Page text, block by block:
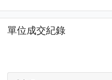
單位成交紀錄